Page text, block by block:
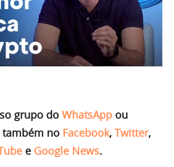
grupo do WhatsApp ou
também no Facebook, Twitter,
e Google News.